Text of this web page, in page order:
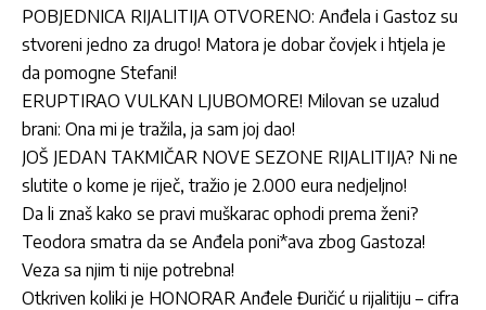
POBJEDNICA RIJALITIJA OTVORENO: Anđela i Gastoz su
stvoreni jedno za drugo! Matora je dobar čovjek i htjela je
da pomogne Stefani!
ERUPTIRAO VULKAN LJUBOMORE! Milovan se uzalud
brani: Ona mi je tražila, ja sam joj dao!
JOŠ JEDAN TAKMIČAR NOVE SEZONE RIJALITIJA? Ni ne
slutite o kome je riječ, tražio je 2.000 eura nedjeljno!
Da li znaš kako se pravi muškarac ophodi prema ženi?
Teodora smatra da se Anđela poni*ava zbog Gastoza!
Veza sa njim ti nije potrebna!
Otkriven koliki je HONORAR Anđele Đuričić u rijalitiju – cifra